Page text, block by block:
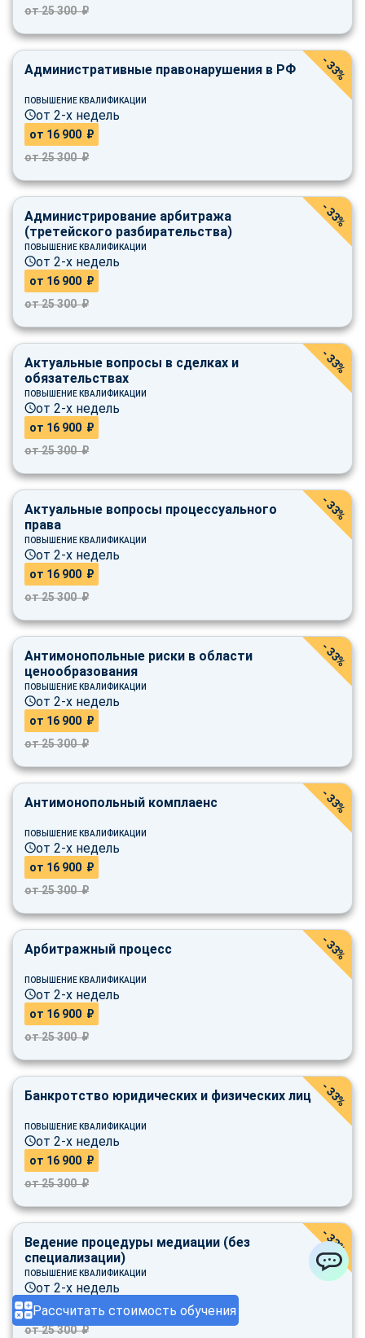
Рассчитать стоимость обучения
от 25 300 ₽
Административные правонарушения в РФ
ПОВЫШЕНИЕ КВАЛИФИКАЦИИ
от 2-х недель
от 16 900 ₽
от 25 300 ₽
- 33%
Администрирование арбитража
(третейского разбирательства)
ПОВЫШЕНИЕ КВАЛИФИКАЦИИ
от 2-х недель
от 16 900 ₽
от 25 300 ₽
- 33%
Актуальные вопросы в сделках и
обязательствах
ПОВЫШЕНИЕ КВАЛИФИКАЦИИ
от 2-х недель
от 16 900 ₽
от 25 300 ₽
- 33%
Актуальные вопросы процессуального
права
ПОВЫШЕНИЕ КВАЛИФИКАЦИИ
от 2-х недель
от 16 900 ₽
от 25 300 ₽
- 33%
Антимонопольные риски в области
ценообразования
ПОВЫШЕНИЕ КВАЛИФИКАЦИИ
от 2-х недель
от 16 900 ₽
от 25 300 ₽
- 33%
Антимонопольный комплаенс
ПОВЫШЕНИЕ КВАЛИФИКАЦИИ
от 2-х недель
от 16 900 ₽
от 25 300 ₽
- 33%
Арбитражный процесс
ПОВЫШЕНИЕ КВАЛИФИКАЦИИ
от 2-х недель
от 16 900 ₽
от 25 300 ₽
- 33%
Банкротство юридических и физических лиц
ПОВЫШЕНИЕ КВАЛИФИКАЦИИ
от 2-х недель
от 16 900 ₽
от 25 300 ₽
- 33%
Ведение процедуры медиации (без
специализации)
ПОВЫШЕНИЕ КВАЛИФИКАЦИИ
от 2-х недель
от 16 900 ₽
от 25 300 ₽
- 33%
ChatApp
online
Мессенджеры
Свяжитесь с нами через любой удобный мессенджер!
Telegram
Vkontakte EMail